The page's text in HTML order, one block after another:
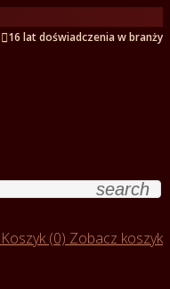
16 lat doświadczenia w branży
search
Koszyk (0) Zobacz koszyk